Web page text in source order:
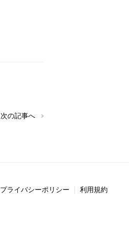
次の記事へ
プライバシーポリシー 利用規約